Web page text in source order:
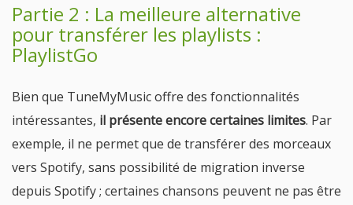
Partie 2 : La meilleure alternative
pour transférer les playlists :
PlaylistGo
Bien que TuneMyMusic offre des fonctionnalités
intéressantes, il présente encore certaines limites. Par
exemple, il ne permet que de transférer des morceaux
vers Spotify, sans possibilité de migration inverse
depuis Spotify ; certaines chansons peuvent ne pas être